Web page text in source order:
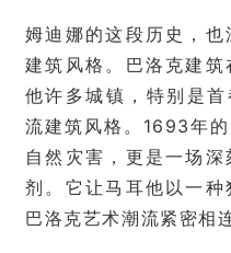
生
活
指
南
马
耳
姆迪娜的这段历史，
建筑风格。巴洛克建
他许多城镇，特别是
流建筑风格。1693年
自然灾害，更是一场
剂。它让马耳他以一
巴洛克艺术潮流紧密相连